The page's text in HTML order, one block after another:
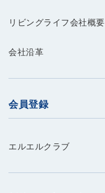
リビングライフ会社概要
会社沿革
会員登録
エルエルクラブ